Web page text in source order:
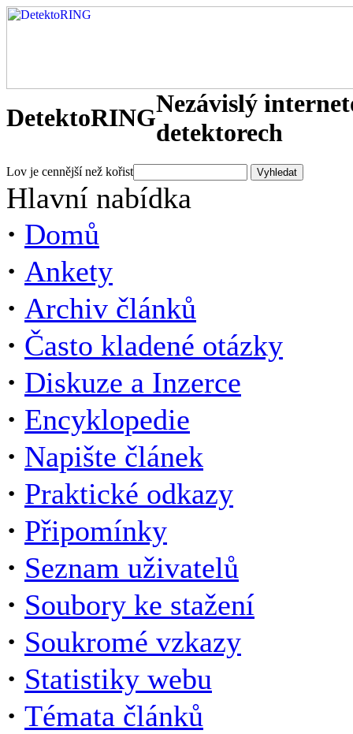
DetektoRINGNezávislý
detektorech
Lov je cennější než kořist
Hlavní nabídka
· Domů
· Ankety
· Archiv článků
· Často kladené otázky
· Diskuze a Inzerce
· Encyklopedie
· Napište článek
· Praktické odkazy
· Připomínky
· Seznam uživatelů
· Soubory ke stažení
· Soukromé vzkazy
· Statistiky webu
· Témata článků